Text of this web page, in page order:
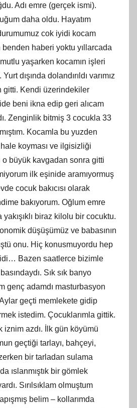
Adı emre (gerçek ismi).
daha oldu. Hayatım
cok iyidi kocam
haberi yoktu yıllarcada
yaşarken kocamın işleri
dışında dolandırıldı varımız
gitti. Kendi üzerindekiler
beni ikna edip geri alıcam
Zenginlik bitmiş 3 cocukla 33
Kocamla bu yuzden
koyması ve ilgisizliği
büyük kavgadan sonra gitti
ilk eşinide aramıyormuş
cocuk bakıcısı olarak
bakıyorum. Oğlum emre
biraz kilolu bir cocuktu.
düşüşümüz ve babasının
onu. Hiç konusmuyordu hep
idi… Bazen saatlerce bizimle
Sık sık banyo
genç adamdı masturbasyon
Aylar geçti memlekete gidip
istedim. Çocuklarımla gittik.
iznim azdı. İlk gün köyümü
geçtiği tarlayı, bahçeyi,
bir tarladan sulama
ıslanmıştık bir gömlek
Sırılsıklam olmuştum
belim – kollarımda